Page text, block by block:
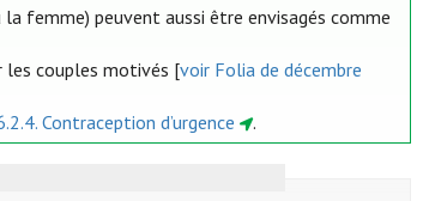
femme) peuvent aussi être envisagés comme
les couples motivés [voir Folia de décembre
Contraception d’urgence .